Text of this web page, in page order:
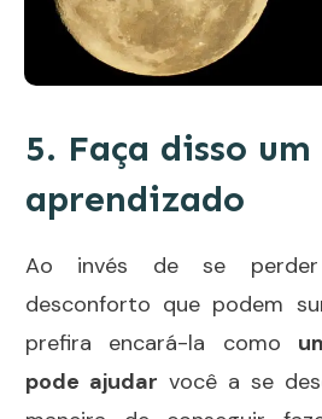
5. Faça disso um
aprendizado
Ao invés de se
desconforto que podem
prefira encará-la como
pode ajudar você a se